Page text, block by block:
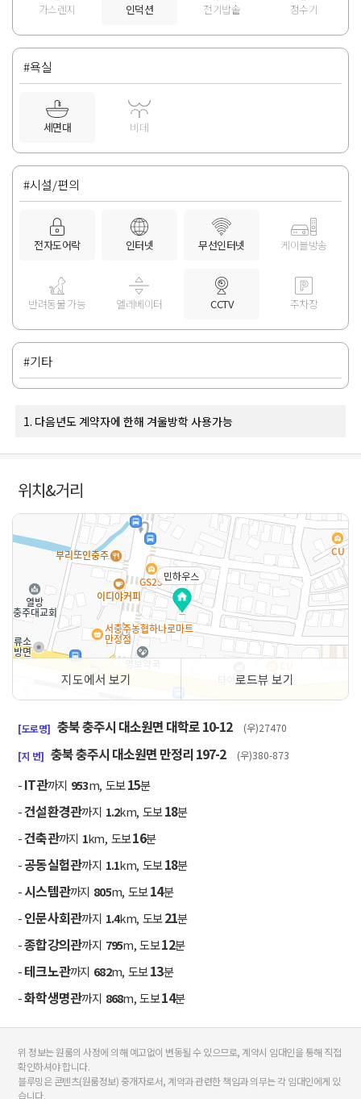
가스렌지 인덕션 전기밥솥 정수기
#욕실
세면대 비데
#시설/편의
전자도어락 인터넷 무선인터넷 케이블방송
반려동물 가능 엘레베이터 CCTV 주차장
#기타
1. 다음년도 계약자에 한해 겨울방학 사용가능
위치&거리
민하우스
지도에서 보기 로드뷰 보기
[도로명] 충북 충주시 대소원면 대학로 10-12 (우)27470
[지 번] 충북 충주시 대소원면 만정리 197-2 (우)380-873
-IT관까지 953m, 도보15분
-건설환경관까지 1.2km, 도보18분
-건축관까지 1km, 도보16분
-공동실험관까지 1.1km, 도보18분
-시스템관까지 805m, 도보14분
-인문사회관까지 1.4km, 도보21분
-종합강의관까지 795m, 도보12분
-테크노관까지 682m, 도보13분
-화학생명관까지 868m, 도보14분
위 정보는 원룸의 사정에 의해 예고없이 변동될 수 있으므로, 계약시 임대인을 통해 직접
확인하셔야 합니다.
블루밍은 콘텐츠(원룸정보) 중개자로서, 계약과 관련한 책임과 의무는 각 임대인에게 있
습니다.